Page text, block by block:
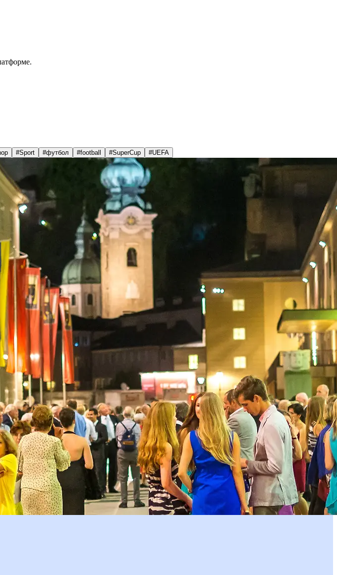
#Sport #футбол #football #SuperCup #UEFA